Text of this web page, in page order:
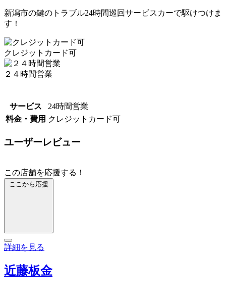
新潟市の鍵のトラブル24時間巡回サービスカーで駆けつけま
す！
クレジットカード可
２４時間営業
サービス
24時間営業
料金・費用 クレジットカード可
ユーザーレビュー
この店舗を応援する！
ここから応援
詳細を見る
近藤板金